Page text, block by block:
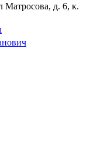
Матросова, д. 6, к.